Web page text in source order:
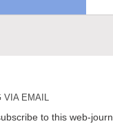
VIA EMAIL
to this web-